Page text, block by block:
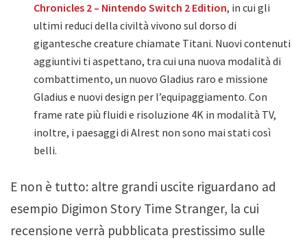
Chronicles 2 – Nintendo Switch 2 Edition, in cui gli
ultimi reduci della civiltà vivono sul dorso di
gigantesche creature chiamate Titani. Nuovi contenuti
aggiuntivi ti aspettano, tra cui una nuova modalità di
combattimento, un nuovo Gladius raro e missione
Gladius e nuovi design per l’equipaggiamento. Con
frame rate più fluidi e risoluzione 4K in modalità TV,
inoltre, i paesaggi di Alrest non sono mai stati così
belli.
E non è tutto: altre grandi uscite riguardano ad
esempio Digimon Story Time Stranger, la cui
recensione verrà pubblicata prestissimo sulle